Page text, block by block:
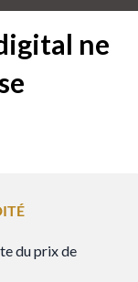
ne
du prix de